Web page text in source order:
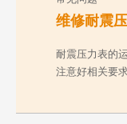
维修耐震
耐震压力表的
注意好相关要